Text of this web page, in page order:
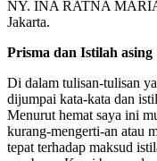
NY. INA RATNA
Jakarta.
Prisma dan Istilah asing
Di dalam tulisan-tulisan
dijumpai kata-kata dan
Menurut hemat saya ini
kurang-mengerti-an atau
tepat terhadap maksud